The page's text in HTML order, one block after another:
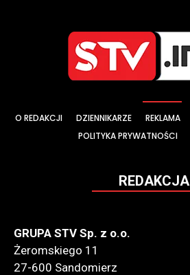
O REDAKCJI DZIENNIKARZE REKLAMA
POLITYKA PRYWATNOŚCI
REDAKCJA
GRUPA STV Sp. z o.o.
Żeromskiego 11
27-600 Sandomierz